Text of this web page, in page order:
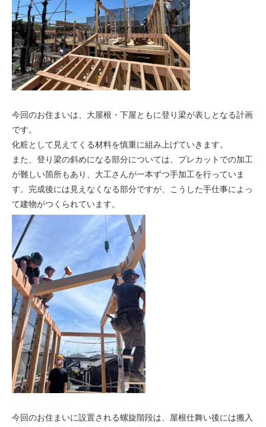
今回のお住まいは、大屋根・下屋ともに登り梁が表しとなる計画
です。
化粧として見えてくる材料を慎重に組み上げていきます。
また、登り梁の斜めになる部分については、プレカットでの加工
が難しい箇所もあり、大工さんが一本ずつ手加工を行っていま
す。完成後には見えなくなる部分ですが、こうした手仕事によっ
て建物がつくられています。
今回のお住まいに設置される螺旋階段は、屋根仕舞い後には搬入